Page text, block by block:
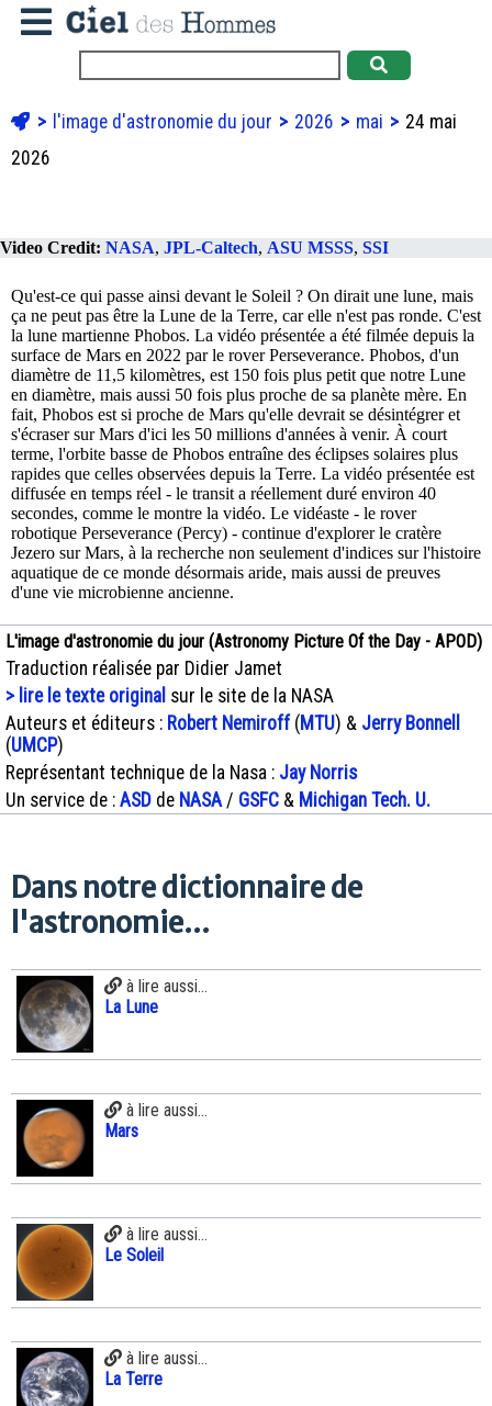
l'image d'astronomie du jour 2026 mai
24 mai
2026
Video Credit: NASA, JPL-Caltech, ASU MSSS, SSI
Qu'est-ce qui passe ainsi devant le Soleil ? On dirait une lune, mais
ça ne peut pas être la Lune de la Terre, car elle n'est pas ronde. C'est
la lune martienne Phobos. La vidéo présentée a été filmée depuis la
surface de Mars en 2022 par le rover Perseverance. Phobos, d'un
diamètre de 11,5 kilomètres, est 150 fois plus petit que notre Lune
en diamètre, mais aussi 50 fois plus proche de sa planète mère. En
fait, Phobos est si proche de Mars qu'elle devrait se désintégrer et
s'écraser sur Mars d'ici les 50 millions d'années à venir. À court
terme, l'orbite basse de Phobos entraîne des éclipses solaires plus
rapides que celles observées depuis la Terre. La vidéo présentée est
diffusée en temps réel - le transit a réellement duré environ 40
secondes, comme le montre la vidéo. Le vidéaste - le rover
robotique Perseverance (Percy) - continue d'explorer le cratère
Jezero sur Mars, à la recherche non seulement d'indices sur l'histoire
aquatique de ce monde désormais aride, mais aussi de preuves
d'une vie microbienne ancienne.
L'image d'astronomie du jour (Astronomy Picture Of the Day - APOD)
Traduction réalisée par Didier Jamet
> lire le texte original sur le site de la NASA
Auteurs et éditeurs : Robert Nemiroff(MTU) & Jerry Bonnell
(UMCP)
Représentant technique de la Nasa : Jay Norris
Un service de : ASD de NASA / GSFC & Michigan Tech. U.
Dans notre dictionnaire de
l'astronomie...
à lire aussi...
La Lune
à lire aussi...
Mars
à lire aussi...
Le Soleil
à lire aussi...
La Terre